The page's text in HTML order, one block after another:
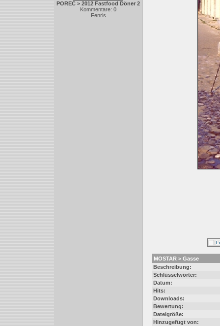
POREC > 2012 Fastfood Döner 2
Kommentare: 0
Fenris
MOSTAR > Gasse
Beschreibung:
Schlüsselwörter:
Datum:
Hits:
Downloads:
Bewertung:
Dateigröße:
Hinzugefügt von: